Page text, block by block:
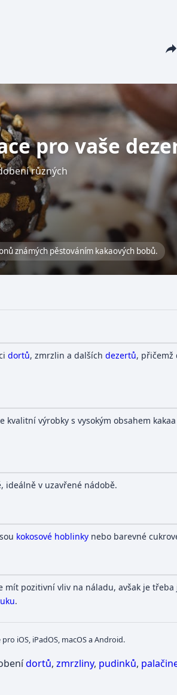
pro vaše
různých
známých pěstováním kakaových bobů.
dortů, zmrzlin a dalších dezertů, přičemž
kvalitní výrobky s vysokým obsahem
ideálně v uzavřené nádobě.
kokosové hoblinkynebo barevné
mít pozitivní vliv na náladu, avšak je třeba
.
iOS, iPadOS, macOS a Android.
dortů, zmrzliny, pudinků,